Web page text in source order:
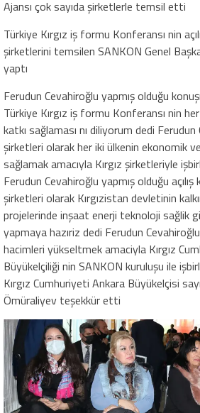
Ajansı çok sayıda şirketlerle temsil etti
Türkiye Kırgız iş formu Konferansı nin
şirketlerini temsilen SANKON Genel
yaptı
Ferudun Cevahiroğlu yapmış olduğu
Türkiye Kırgız iş formu Konferansı nin
katkı sağlaması nı diliyorum dedi
şirketleri olarak her iki ülkenin ekonomik
sağlamak amacıyla Kırgız şirketleriyle
Ferudun Cevahiroğlu yapmış olduğu
şirketleri olarak Kırgızistan devletinin
projelerinde inşaat enerji teknoloji sağlik
yapmaya hazıriz dedi Ferudun
hacimleri yükseltmek amaciyla Kırgız
Büyükelçiliği nin SANKON kuruluşu ile
Kırgız Cumhuriyeti Ankara Büyükelçisi
Ömüraliyev teşekkür etti